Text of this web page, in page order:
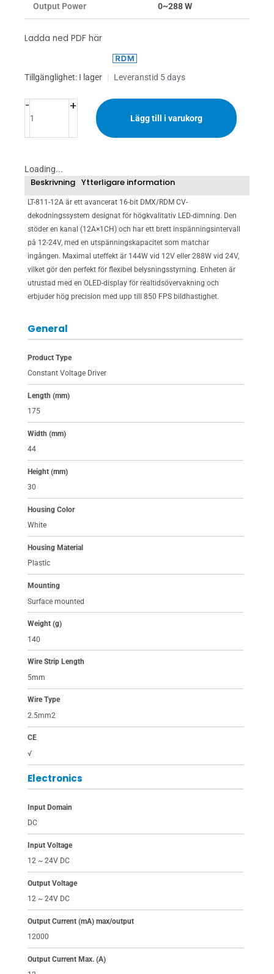
Output Power 0~288 W
Ladda ned PDF här
Tillgänglighet: I lager | Leveranstid 5 days
-
LED
DMX
1x12A
+
Lägg till i varukorg
Loading...
Beskrivning Ytterligare information
LT-811-12A är ett avancerat 16-bit DMX/RDM CV-
dekodningssystem designat för högkvalitativ LED-dimning. Den
stöder en kanal (12A×1CH) och har ett brett inspänningsintervall
på 12-24V, med en utspänningskapacitet som matchar
ingången. Maximal uteffekt är 144W vid 12V eller 288W vid 24V,
vilket gör den perfekt för flexibel belysningsstyrning. Enheten är
utrustad med en OLED-display för realtidsövervakning och
erbjuder hög precision med upp till 850 FPS bildhastighet.
General
Product Type
Constant Voltage Driver
Length (mm)
175
Width (mm)
44
Height (mm)
30
Housing Color
White
Housing Material
Plastic
Mounting
Surface mounted
Weight (g)
140
Wire Strip Length
5mm
Wire Type
2.5mm2
CE
√
Electronics
Input Domain
DC
Input Voltage
12 ~ 24V DC
Output Voltage
12 ~ 24V DC
Output Current (mA) max/output
12000
Output Current Max. (A)